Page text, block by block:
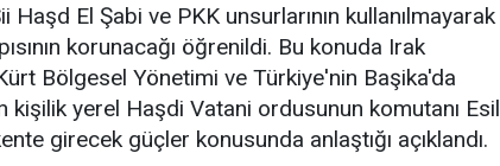
Haşd El Şabi ve PKK unsurlarının kullanılmayarak
korunacağı öğrenildi. Bu konuda Irak
Bölgesel Yönetimi ve Türkiye'nin Başika'da
kişilik yerel Haşdi Vatani ordusunun komutanı Esil
girecek güçler konusunda anlaştığı açıklandı.